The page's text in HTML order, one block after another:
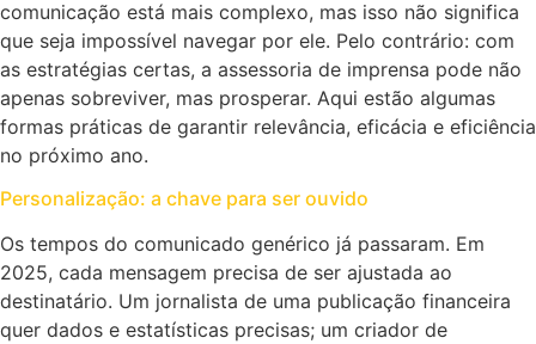
comunicação está mais complexo, mas isso não significa
que seja impossível navegar por ele. Pelo contrário: com
as estratégias certas, a assessoria de imprensa pode não
apenas sobreviver, mas prosperar. Aqui estão algumas
formas práticas de garantir relevância, eficácia e eficiência
no próximo ano.
Personalização: a chave para ser ouvido
Os tempos do comunicado genérico já passaram. Em
2025, cada mensagem precisa de ser ajustada ao
destinatário. Um jornalista de uma publicação financeira
quer dados e estatísticas precisas; um criador de